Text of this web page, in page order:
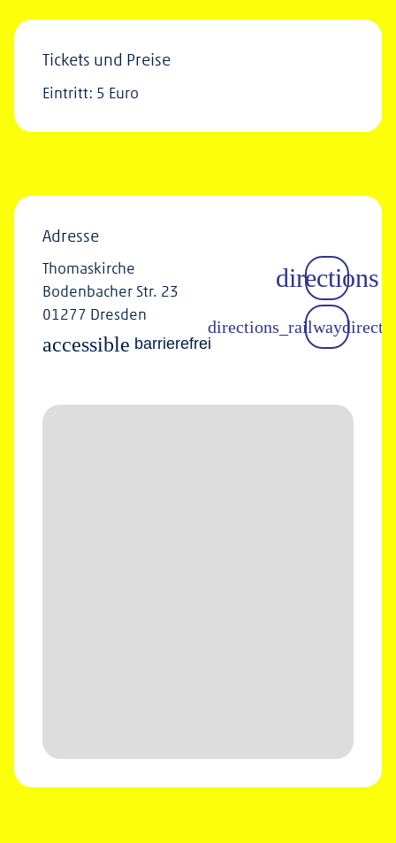
Tickets und Preise
Eintritt: 5 Euro
Adresse
Thomaskirche
Bodenbacher Str. 23
01277 Dresden
accessible barrierefrei